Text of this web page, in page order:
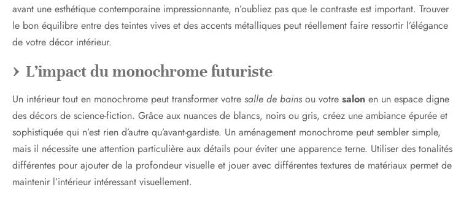
avant une esthétique contemporaine impressionnante, n’oubliez pas que le contraste est important. Trouver
le bon équilibre entre des teintes vives et des accents métalliques peut réellement faire ressortir l’élégance
de votre décor intérieur.
L’impact du monochrome futuriste
Un intérieur tout en monochrome peut transformer votre salle de bains ou votre salon en un espace digne
des décors de science-fiction. Grâce aux nuances de blancs, noirs ou gris, créez une ambiance épurée et
sophistiquée qui n’est rien d’autre qu’avant-gardiste. Un aménagement monochrome peut sembler simple,
mais il nécessite une attention particulière aux détails pour éviter une apparence terne. Utiliser des tonalités
différentes pour ajouter de la profondeur visuelle et jouer avec différentes textures de matériaux permet de
maintenir l’intérieur intéressant visuellement.